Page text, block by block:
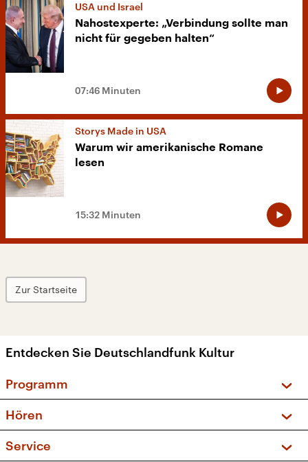
USA und Israel
Nahostexperte: „Verbindung sollte man
nicht für gegeben halten“
07:46 Minuten
Storys Made in USA
Warum wir amerikanische Romane
lesen
15:32 Minuten
Zur Startseite
Entdecken Sie Deutschlandfunk Kultur
Programm
Sendungen und Podcasts
Musikliste
Hören
Service